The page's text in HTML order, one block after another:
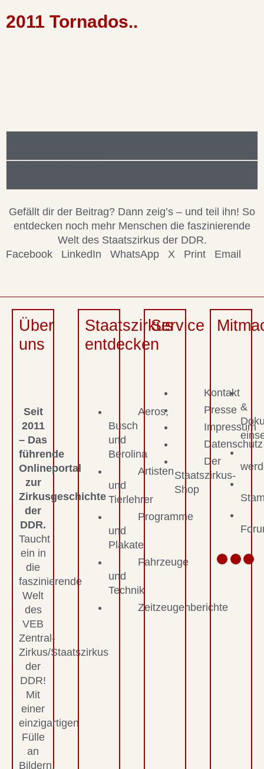
2011 Tornados..
Gefällt dir der Beitrag? Dann zeig’s – und teil ihn! So
entdecken noch mehr Menschen die faszinierende
Welt des Staatszirkus der DDR.
Facebook
LinkedIn WhatsApp X Print Email
Über
uns
Seit
2011
– Das
führende
Onlineportal
zur
Zirkusgeschichte
der
DDR.
Taucht
ein in
die
faszinierende
Welt
des
VEB
Zentral-
Zirkus/Staatszirkus
der
DDR!
Mit
einer
einzigartigen
Fülle
an
Bildern,
Staatszirkus
entdecken
Aeros,
Busch
und
Berolina
Artisten
und
Tierlehrer
Programme
und
Plakate
Fahrzeuge
und
Technik
Zeitzeugenberichte
Service
Kontakt
Presse
Impressum
Datenschutz
Der
Staatszirkus-
Shop
&